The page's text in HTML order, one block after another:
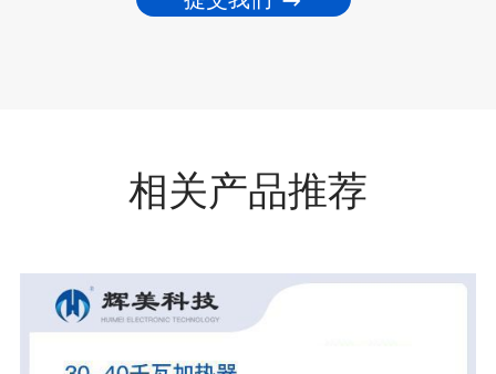
相关产品推荐